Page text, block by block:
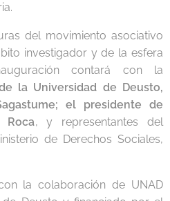
del movimiento asociativo
investigador y de la esfera
contará con la
la Universidad de Deusto,
el presidente de
Roca, y representantes del
de Derechos Sociales,
la colaboración de UNAD